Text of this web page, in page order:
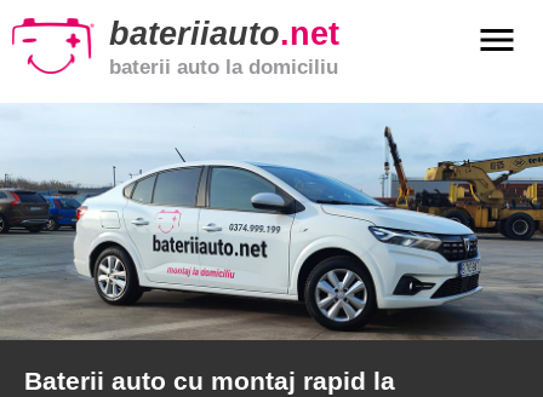
bateriiauto.net
baterii auto la domiciliu
menu
Baterii
moto
Baterii
de
camion
Baterii auto cu montaj rapid la